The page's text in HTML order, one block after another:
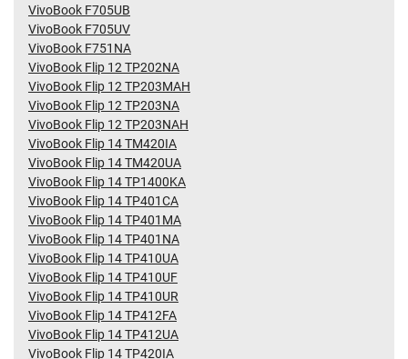
VivoBook F705UB
VivoBook F705UV
VivoBook F751NA
VivoBook Flip 12 TP202NA
VivoBook Flip 12 TP203MAH
VivoBook Flip 12 TP203NA
VivoBook Flip 12 TP203NAH
VivoBook Flip 14 TM420IA
VivoBook Flip 14 TM420UA
VivoBook Flip 14 TP1400KA
VivoBook Flip 14 TP401CA
VivoBook Flip 14 TP401MA
VivoBook Flip 14 TP401NA
VivoBook Flip 14 TP410UA
VivoBook Flip 14 TP410UF
VivoBook Flip 14 TP410UR
VivoBook Flip 14 TP412FA
VivoBook Flip 14 TP412UA
VivoBook Flip 14 TP420IA